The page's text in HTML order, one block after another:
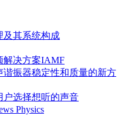
及其系统构成
解决方案IAMF
振器稳定性和质量的新方
户选择想听的声音
Physics